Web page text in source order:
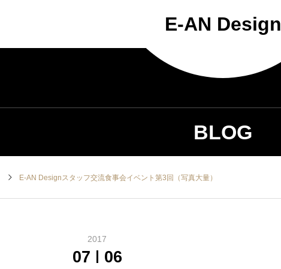
E-AN Design
BLOG
E-AN Designスタッフ交流食事会イベント第3回（写真大量）
2017
07 06